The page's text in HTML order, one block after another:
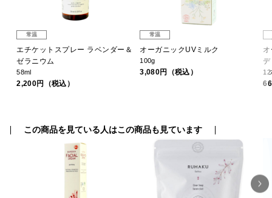
常温
エチケットスプレー ラベンダー＆
ゼラニウム
58ml
2,200円（税込）
常温
オーガニックUVミルク
100g
3,080円（税込）
この商品を見ている人はこの商品も見ています